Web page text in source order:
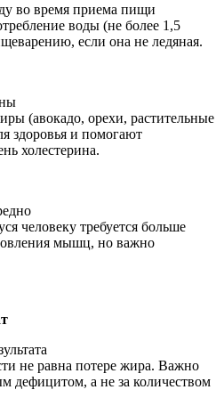
во время приема пищи
воды (не более 1,5
если она не ледяная.
(авокадо, орехи, растительные
здоровья и помогают
холестерина.
человеку требуется больше
мышц, но важно
не равна потере жира. Важно
дефицитом, а не за количеством